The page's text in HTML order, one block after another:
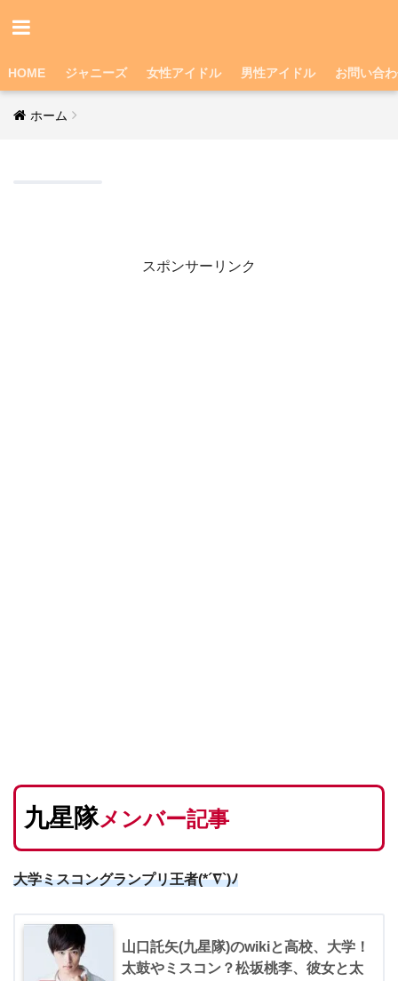
HOME ジャニーズ 女性アイドル 男性アイドル お問い合
ホーム
スポンサーリンク
九星隊メンバー記事
大学ミスコングランプリ王者(*´∇`)ﾉ
山口託矢(九星隊)のwikiと高校、大学！
太鼓やミスコン？松坂桃李、彼女と太